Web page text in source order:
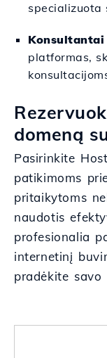
specializuota
platformas,
domeną
Pasirinkite
patikimoms
pritaikytoms
naudotis
profesionalia
internetinį
pradėkite